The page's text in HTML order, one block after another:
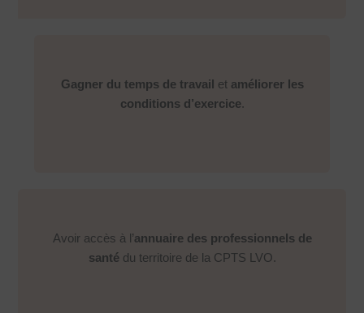
Gagner du temps de travail et améliorer les
conditions d’exercice.
Avoir accès à l’annuaire des professionnels de
santédu territoire de la CPTS LVO.